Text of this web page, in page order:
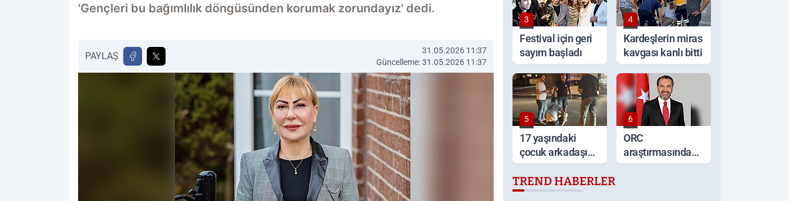
'Gençleri bu bağımlılık döngüsünden korumak zorundayız' dedi.
PAYLAŞ
31.05.2026 11:37
Güncelleme: 31.05.2026 11:37
3
Festival için geri
sayım başladı
4
Kardeşlerin miras
kavgası kanlı bitti
5
17 yaşındaki
çocuk arkadaşı
tarafından
sırtından
bıçaklandı
6
ORC
araştırmasında
Şahin
TREND HABERLER